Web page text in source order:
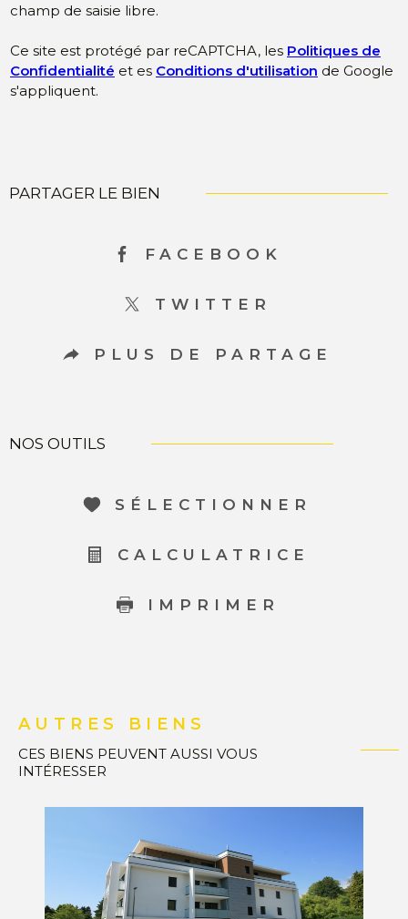
champ de saisie libre.
Ce site est protégé par reCAPTCHA, les Politiques de
Confidentialité et es Conditions d'utilisation de Google
s'appliquent.
PARTAGER LE BIEN
FACEBOOK
TWITTER
PLUS DE PARTAGE
NOS OUTILS
SÉLECTIONNER
CALCULATRICE
IMPRIMER
AUTRES BIENS
CES BIENS PEUVENT AUSSI VOUS
INTÉRESSER
VOIR LE BIEN